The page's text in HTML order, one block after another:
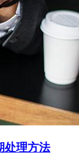
处理方法